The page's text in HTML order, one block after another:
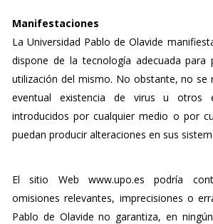
Manifestaciones
La Universidad Pablo de Olavide
dispone de la tecnología adecuada
utilización del mismo. No obstante, no se
eventual existencia de virus u otros
introducidos por cualquier medio o por
puedan producir alteraciones en sus
El sitio Web www.upo.es podría
omisiones relevantes, imprecisiones o
Pablo de Olavide no garantiza, en